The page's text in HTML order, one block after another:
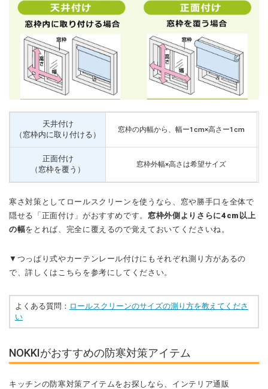
天井付け
（窓枠内に取り付ける）
窓枠の内幅から、幅ー1cm×高さー1cm
正面付け
（窓枠を覆う）
窓枠外幅×高さは希望サイズ
寒さ対策としてロールスクリーンを使うなら、窓や勝手口を全体で
隠せる「正面付け」がおすすめです。窓枠外側よりさらに4cm以上
の幅をとれば、完全に覆えるので覚えておいてくださいね。
▼つっぱり式やカーテンレール付けにもそれぞれ測り方があるの
で、詳しくはこちらを参考にしてください。
よくある質問： ロールスクリーンのサイズの測り方を教えてくださ
い
NOKKIがおすすめの防寒対策アイテム
キッチンの防寒対策アイテムをお探しなら、インテリア通販